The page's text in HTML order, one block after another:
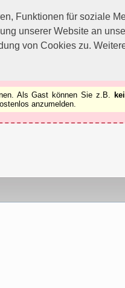
Funktionen für soziale
unserer Website an
von Cookies zu.
Als Gast können Sie z.B.
anzumelden.